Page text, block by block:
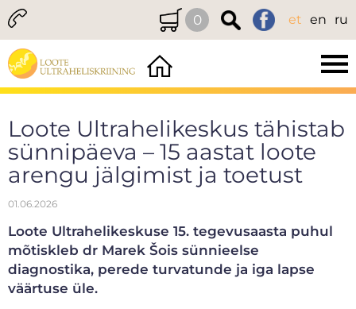
0 et en ru
Loote Ultrahelikeskus tähistab
sünnipäeva – 15 aastat loote
arengu jälgimist ja toetust
01.06.2026
Loote Ultrahelikeskuse 15. tegevusaasta puhul
mõtiskleb dr Marek Šois sünnieelse
diagnostika, perede turvatunde ja iga lapse
väärtuse üle.